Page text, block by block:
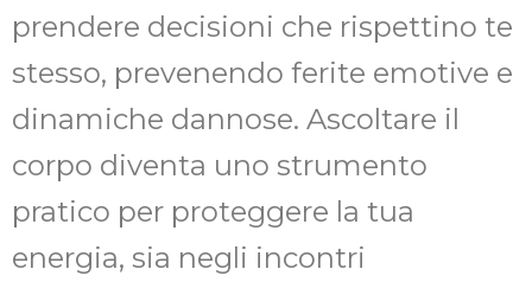
prendere decisioni che rispettino te
stesso, prevenendo ferite emotive e
dinamiche dannose. Ascoltare il
corpo diventa uno strumento
pratico per proteggere la tua
energia, sia negli incontri